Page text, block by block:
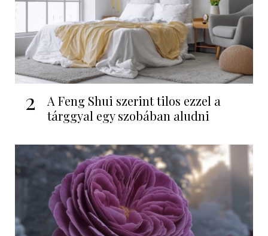
2
A Feng Shui szerint tilos ezzel a
tárggyal egy szobában aludni